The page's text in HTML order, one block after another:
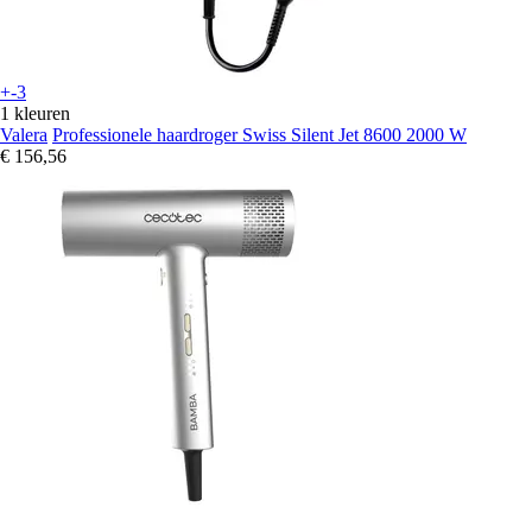
+-3
1 kleuren
Valera Professionele haardroger Swiss Silent Jet 8600 2000 W
€ 156,56